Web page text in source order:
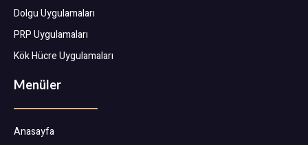
Dolgu Uygulamaları
PRP Uygulamaları
Kök Hücre Uygulamaları
Menüler
Anasayfa